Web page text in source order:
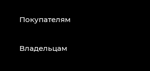
Покупателям
Владельцам